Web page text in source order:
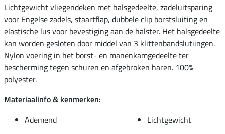
Lichtgewicht vliegendeken met halsgedeelte, zadeluitsparing
voor Engelse zadels, staartflap, dubbele clip borstsluiting en
elastische lus voor bevestiging aan de halster. Het halsgedeelte
kan worden gesloten door middel van 3 klittenbandslutiingen.
Nylon voering in het borst- en manenkamgedeelte ter
bescherming tegen schuren en afgebroken haren. 100%
polyester.
Materiaalinfo & kenmerken:
Ademend
Lichtgewicht